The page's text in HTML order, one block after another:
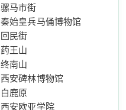
骡马市街
秦始皇兵马俑博物馆
回民街
药王山
终南山
西安碑林博物馆
白鹿原
西安欧亚学院